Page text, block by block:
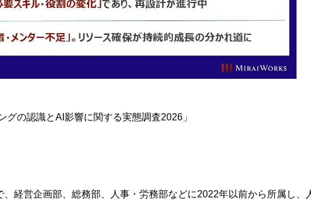
の認識とAI影響に関する実態調査2026」
経営企画部、総務部、人事・労務部などに2022年以前から所属し、